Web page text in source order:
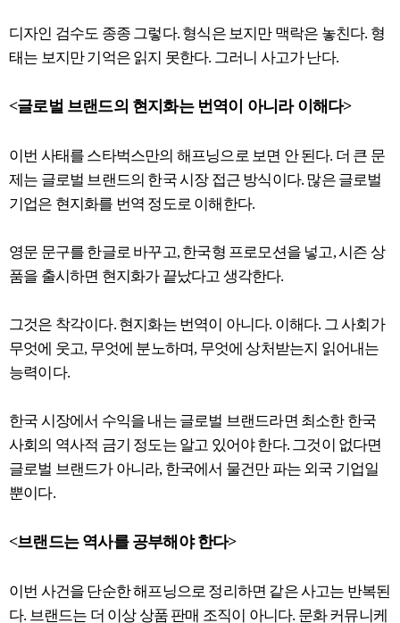
디자인 검수도 종종 그렇다. 형식은 보지만 맥락은 놓친다. 형
태는 보지만 기억은 읽지 못한다. 그러니 사고가 난다.
<글로벌 브랜드의 현지화는 번역이 아니라 이해다>
이번 사태를 스타벅스만의 해프닝으로 보면 안 된다. 더 큰 문
제는 글로벌 브랜드의 한국 시장 접근 방식이다. 많은 글로벌
기업은 현지화를 번역 정도로 이해한다.
영문 문구를 한글로 바꾸고, 한국형 프로모션을 넣고, 시즌 상
품을 출시하면 현지화가 끝났다고 생각한다.
그것은 착각이다. 현지화는 번역이 아니다. 이해다. 그 사회가
무엇에 웃고, 무엇에 분노하며, 무엇에 상처받는지 읽어내는
능력이다.
한국 시장에서 수익을 내는 글로벌 브랜드라면 최소한 한국
사회의 역사적 금기 정도는 알고 있어야 한다. 그것이 없다면
글로벌 브랜드가 아니라, 한국에서 물건만 파는 외국 기업일
뿐이다.
<브랜드는 역사를 공부해야 한다>
이번 사건을 단순한 해프닝으로 정리하면 같은 사고는 반복된
다. 브랜드는 더 이상 상품 판매 조직이 아니다. 문화 커뮤니케